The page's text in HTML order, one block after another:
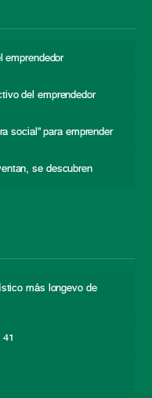
emprendedor
del emprendedor
social” para emprender
se descubren
más longevo de